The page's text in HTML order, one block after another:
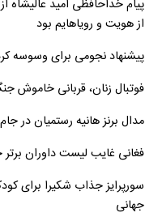
پیام خداحافظی امید عالیشاه
از هویت و رویاهایم بود
پیشنهاد نجومی برای وسوسه
فوتبال زنان، قربانی خاموش
مدال برنز هانیه رستمیان در
فغانی غایب لیست داوران برتر
سورپرایز جذاب شکیرا برای
جهانی